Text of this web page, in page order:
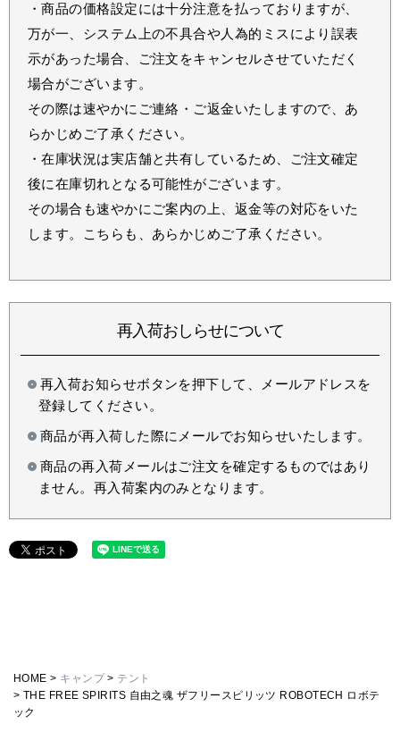
・商品の価格設定には十分注意を払っておりますが、
万が一、システム上の不具合や人為的ミスにより誤表
示があった場合、ご注文をキャンセルさせていただく
場合がございます。
その際は速やかにご連絡・ご返金いたしますので、あ
らかじめご了承ください。
・在庫状況は実店舗と共有しているため、ご注文確定
後に在庫切れとなる可能性がございます。
その場合も速やかにご案内の上、返金等の対応をいた
します。こちらも、あらかじめご了承ください。
再入荷おしらせについて
再入荷お知らせボタンを押下して、メールアドレスを
登録してください。
商品が再入荷した際にメールでお知らせいたします。
商品の再入荷メールはご注文を確定するものではあり
ません。再入荷案内のみとなります。
HOME キャンプ
テント
THE FREE SPIRITS 自由之魂 ザフリースピリッツ ROBOTECH ロボテ
ック